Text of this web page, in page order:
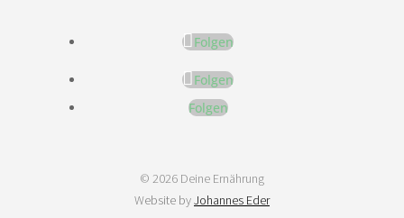
Folgen
Folgen
Folgen
© 2026 Deine Ernährung
Website byJohannes Eder